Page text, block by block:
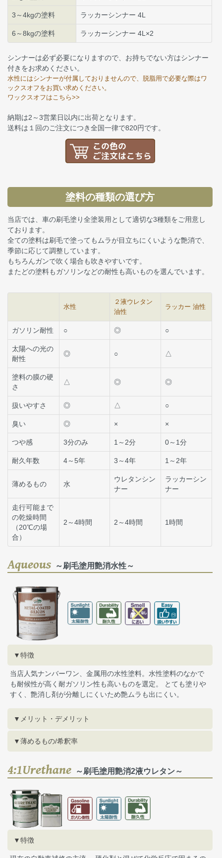
3～4kgの塗料 ラッカーシンナー 4L
6～8kgの塗料 ラッカーシンナー 4L×2
シンナーは必ず必要になりますので、お持ちでない方はシンナー
付きをお求めください。
水性にはシンナーが付属しておりませんので、脱脂用で必要な際はワ
ックスオフをお買い求めください。
ワックスオフはこちら>>
納期は2～3営業日以内に出荷となります。
送料は１回のご注文につき全国一律で820円です。
塗料の種類の選び方
当店では、車の刷毛塗り全塗装用として適切な3種類をご用意し
ております。
全ての塗料は刷毛で塗ってもムラが目立ちにくいような艶消で、
季節に応じて調整しています。
もちろんガンで吹く場合も吹きやすいです。
またどの塗料もガソリンなどの耐性も高いものを選んでいます。
水性
２液ウレタン
油性
ラッカー 油性
ガソリン耐性 ○ ◎ ○
太陽への光の
耐性
◎ ○ △
塗料の膜の硬
さ
△ ◎ ◎
扱いやすさ ◎ △ ○
臭い ◎ × ×
つや感 3分のみ 1～2分 0～1分
耐久年数 4～5年 3～4年 1～2年
薄めるもの 水
ウレタンシン
ナー
ラッカーシン
ナー
走行可能まで
の乾燥時間
（20℃の場
合）
2～4時間 2～4時間 1時間
Aqueous ～刷毛塗用艶消水性～
▼特徴
当店人気ナンバーワン、金属用の水性塗料。水性塗料のなかで
も耐候性が高く耐ガソリン性も高いものを選定。 とても塗りや
すく、艶消し剤が分離しにくいため艶ムラも出にくい。
▼メリット・デメリット
▼薄めるもの/希釈率
4:1Urethane ～刷毛塗用艶消2液ウレタン～
▼特徴